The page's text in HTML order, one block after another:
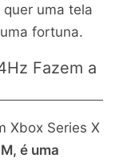
uma tela
fortuna.
Fazem a
Xbox Series X
é uma